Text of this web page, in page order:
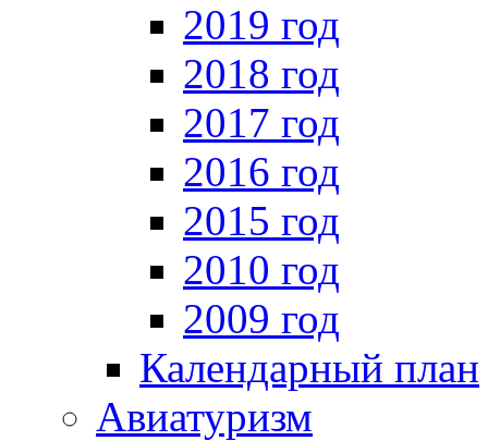
2019 год
2018 год
2017 год
2016 год
2015 год
2010 год
2009 год
Календарный план
Авиатуризм